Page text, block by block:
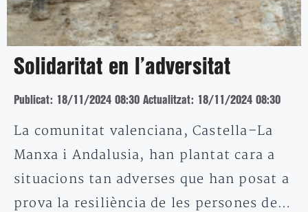
Solidaritat en l’adversitat
Publicat: 18/11/2024 08:30 Actualitzat: 18/11/2024 08:30
La comunitat valenciana, Castella–La
Manxa i Andalusia, han plantat cara a
situacions tan adverses que han posat a
prova la resiliència de les persones de…